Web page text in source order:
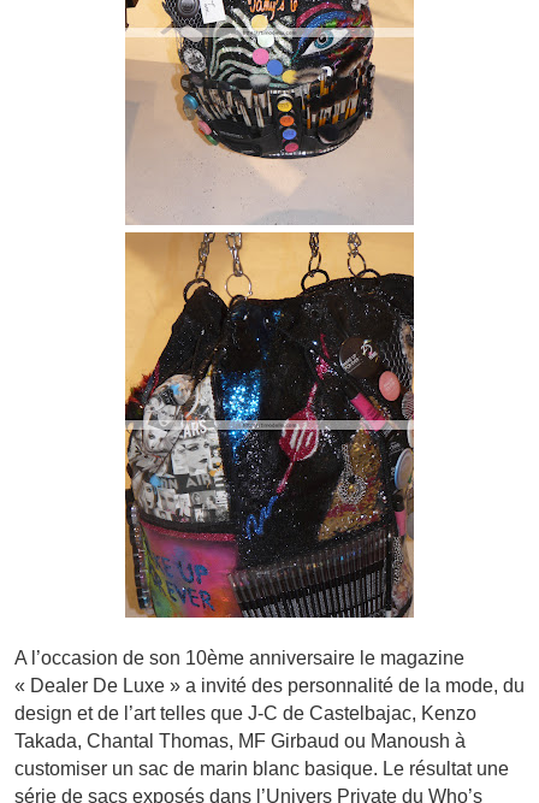
A l’occasion de son 10ème anniversaire le magazine
« Dealer De Luxe » a invité des personnalité de la mode, du
design et de l’art telles que J-C de Castelbajac, Kenzo
Takada, Chantal Thomas, MF Girbaud ou Manoush à
customiser un sac de marin blanc basique. Le résultat une
série de sacs exposés dans l’Univers Private du Who’s